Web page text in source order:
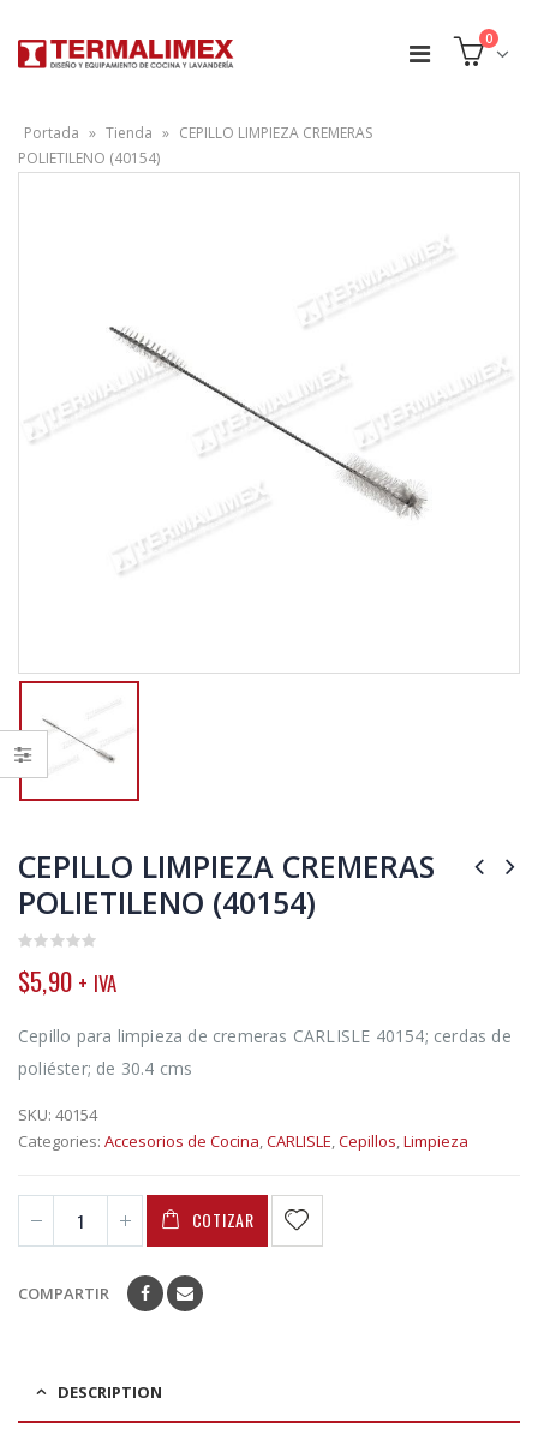
0
Portada » Tienda » CEPILLO LIMPIEZA CREMERAS
POLIETILENO (40154)
CEPILLO LIMPIEZA CREMERAS
POLIETILENO (40154)
out
of
$5,90 + IVA
Cepillo para limpieza de cremeras CARLISLE 40154; cerdas de
poliéster; de 30.4 cms
SKU: 40154
Categories: Accesorios de Cocina,CARLISLE,Cepillos,Limpieza
COTIZAR
COMPARTIR
DESCRIPTION